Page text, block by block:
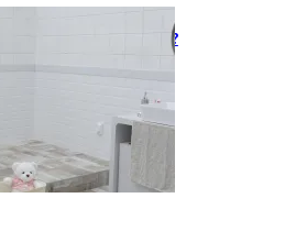
neįgaliojo vežimėliui vonią?
2026-05-12